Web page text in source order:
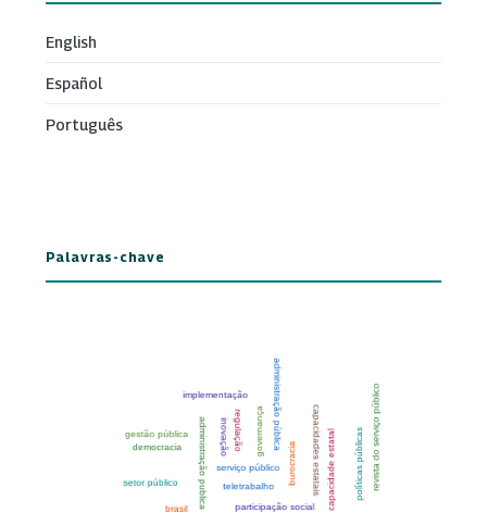
English
Español
Português
Palavras-chave